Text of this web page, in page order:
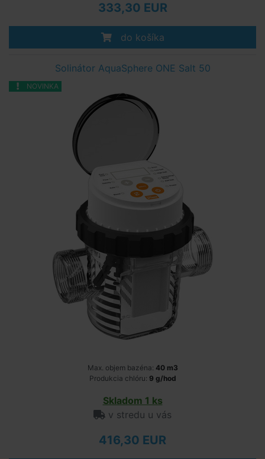
333,30 EUR
do košíka
Solinátor AquaSphere ONE Salt 50
NOVINKA
Max. objem bazéna: 40 m3
Produkcia chlóru: 9 g/hod
Skladom 1 ks
v stredu u vás
416,30 EUR